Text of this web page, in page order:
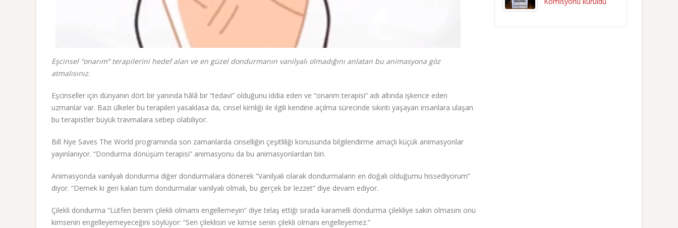
Eşcinsel “onarım” terapilerini hedef alan ve en güzel dondurmanın vanilyalı olmadığını anlatan bu animasyona göz
atmalısınız.
Eşcinseller için dünyanın dört bir yanında hâlâ bir “tedavi” olduğunu iddia eden ve “onarım terapisi” adı altında işkence eden
uzmanlar var. Bazı ülkeler bu terapileri yasaklasa da, cinsel kimliği ile ilgili kendine açılma sürecinde sıkıntı yaşayan insanlara ulaşan
bu terapistler büyük travmalara sebep olabiliyor.
Bill Nye Saves The World programında son zamanlarda cinselliğin çeşitliliği konusunda bilgilendirme amaçlı küçük animasyonlar
yayınlanıyor. “Dondurma dönüşüm terapisi” animasyonu da bu animasyonlardan biri.
Animasyonda vanilyalı dondurma diğer dondurmalara dönerek “Vanilyalı olarak dondurmaların en doğalı olduğumu hissediyorum”
diyor. “Demek ki geri kalan tüm dondurmalar vanilyalı olmalı, bu gerçek bir lezzet” diye devam ediyor.
Çilekli dondurma “Lütfen benim çilekli olmamı engellemeyin” diye telaş ettiği sırada karamelli dondurma çilekliye sakin olmasını onu
kimsenin engelleyemeyeceğini söylüyor: “Sen çileklisin ve kimse senin çilekli olmanı engelleyemez.”